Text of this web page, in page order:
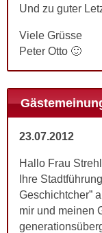
Und zu guter
Viele Grüsse
Peter Otto 🙂
23.07.2012
Hallo Frau
Ihre
Geschichtcher”
mir und meinen